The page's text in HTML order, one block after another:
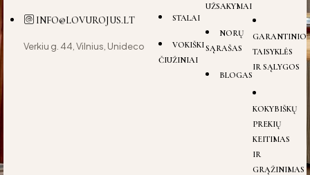
STALAI
VOKIŠKI
ČIUŽINIAI
UŽSAKYMAI
NORŲ
SĄRAŠAS
BLOGAS
GARANTINIO
TAISYKLĖS
IR SĄLYGOS
KOKYBIŠKŲ
PREKIŲ
KEITIMAS
IR
GRĄŽINIMAS
INFO@LOVUROJUS.LT
Verkiu g. 44, Vilnius, Unideco